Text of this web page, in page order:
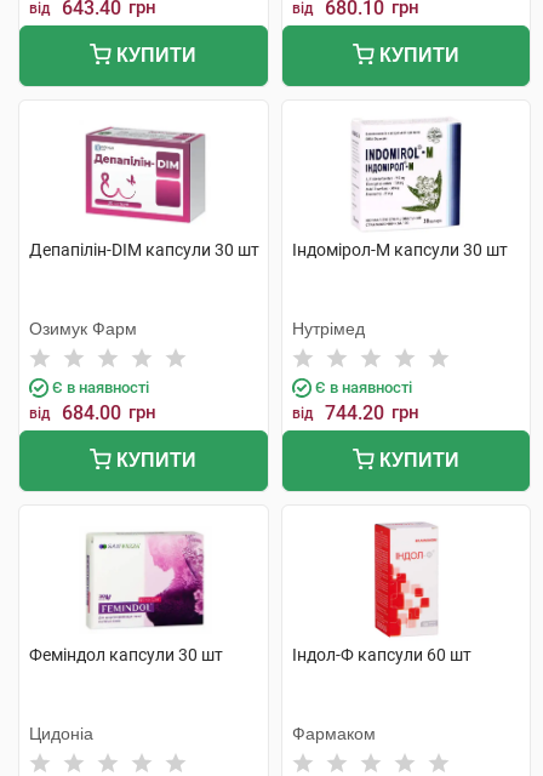
від 643.40 грн
КУПИТИ
від 680.10 грн
КУПИТИ
Депапілін-DIM капсули 30 шт
Озимук Фарм
Є в наявності
від 684.00 грн
КУПИТИ
Індомірол-М капсули 30 шт
Нутрімед
Є в наявності
від 744.20 грн
КУПИТИ
Феміндол капсули 30 шт
Цидоніа
Індол-Ф капсули 60 шт
Фармаком